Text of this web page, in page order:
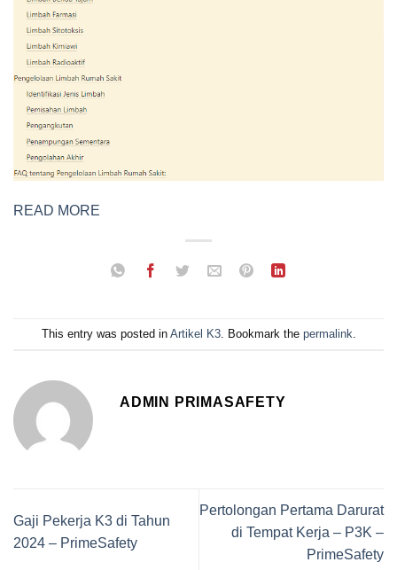
READ MORE
This entry was posted in Artikel K3. Bookmark the permalink
ADMIN PRIMASAFETY
Gaji Pekerja K3 di Tahun
2024 – PrimeSafety
Pertolongan Pertama Darurat
di Tempat Kerja – P3K –
PrimeSafety